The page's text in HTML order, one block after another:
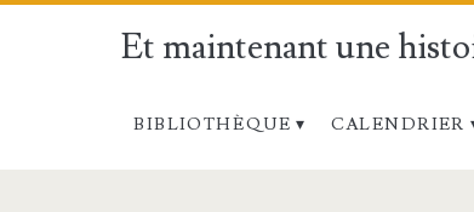
Et maintenant une
BIBLIOTHÈQUE CALENDRIER